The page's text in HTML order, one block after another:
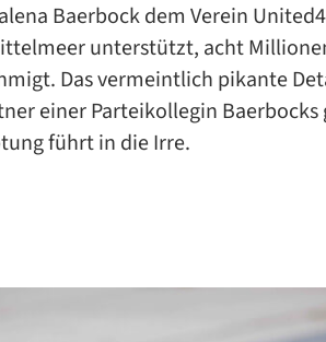
Baerbock dem Verein
unterstützt, acht
Das vermeintlich pikante
einer Parteikollegin
führt in die Irre.